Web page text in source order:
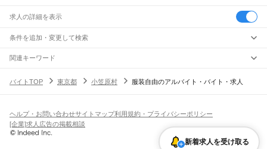
求人の詳細を表示
条件を追加・変更して検索
市区町村を追加・変更
東京都すべて
世田谷区渋谷区中野区 杉並区豊島区北区 荒川区 板橋区練馬区足立区
江戸川区
昭島市 調布市町田市 小金井市
駅を追加・変更
東京駅 新橋駅品川駅
JR山手線
大崎駅 五反田駅 代々木駅新宿駅 新大久保駅
田端駅 西日暮里駅日暮里駅鶯谷駅
飲食・フードサービス
飲食・フードサービス
ホールスタッフ
皿洗い・洗い場精肉・鮮魚加工
バー（BAR）・バーテンダー
特徴を追加・変更
人気
髪型・髪色自由ひげOKネイルOK
関連キーワード
東京都 服装自由 酒東京都 服装髪色自由
バイトTOP 東京都 小笠原村 服装自由のアルバイト・バイト・求人
新着求人を受け取る
ヘルプ・お問い合わせサイトマップ利用規約・プライバシーポリシー
[企業]求人広告の掲載相談